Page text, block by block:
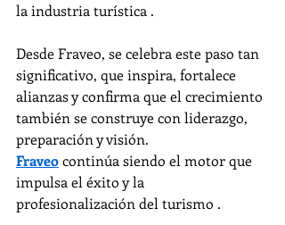
la industria turística .
Desde Fraveo, se celebra este paso tan
significativo, que inspira, fortalece
alianzas y confirma que el crecimiento
también se construye con liderazgo,
preparación y visión.
Fraveo continúa siendo el motor que
impulsa el éxito y la
profesionalización del turismo .